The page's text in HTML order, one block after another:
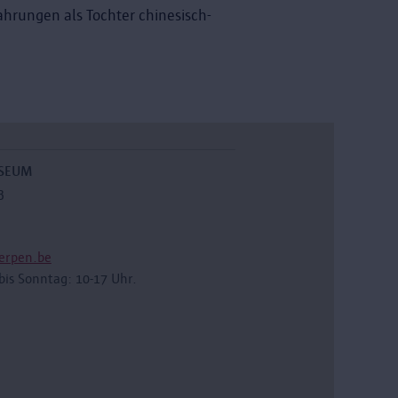
als Tochter chinesisch-
Sonntag: 10-17 Uhr.